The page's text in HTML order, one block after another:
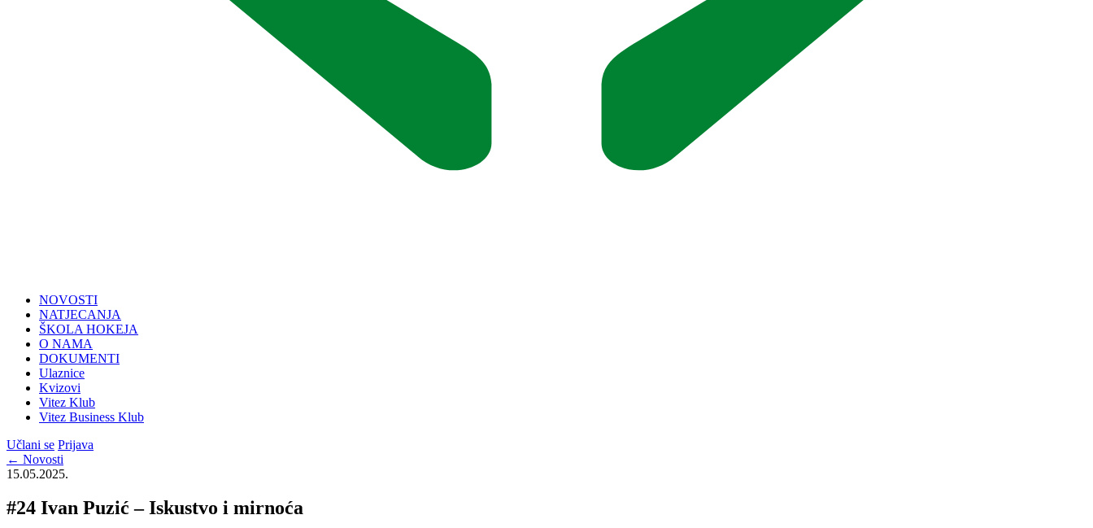
NOVOSTI
NATJECANJA
ŠKOLA HOKEJA
O NAMA
DOKUMENTI
Ulaznice
Kvizovi
Vitez Klub
Vitez Business Klub
Učlani se Prijava
← Novosti
15.05.2025.
#24 Ivan Puzić – Iskustvo i mirnoća